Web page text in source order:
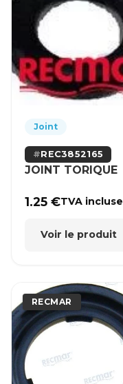
Joint
REC3852165
JOINT TORIQUE
1.25€TVA incluse
Voir le produit
RECMAR